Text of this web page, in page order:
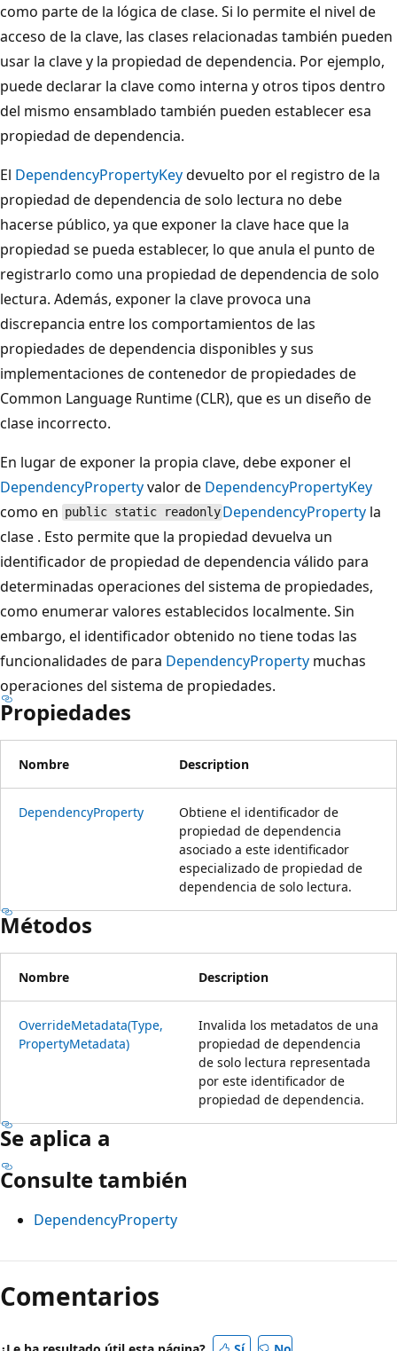
como parte de la lógica de clase. Si lo permite el nivel de
acceso de la clave, las clases relacionadas también pueden
usar la clave y la propiedad de dependencia. Por ejemplo,
puede declarar la clave como interna y otros tipos dentro
del mismo ensamblado también pueden establecer esa
propiedad de dependencia.
El DependencyPropertyKeydevuelto por el registro de la
propiedad de dependencia de solo lectura no debe
hacerse público, ya que exponer la clave hace que la
propiedad se pueda establecer, lo que anula el punto de
registrarlo como una propiedad de dependencia de solo
lectura. Además, exponer la clave provoca una
discrepancia entre los comportamientos de las
propiedades de dependencia disponibles y sus
implementaciones de contenedor de propiedades de
Common Language Runtime (CLR), que es un diseño de
clase incorrecto.
En lugar de exponer la propia clave, debe exponer el
DependencyPropertyvalor de DependencyPropertyKey
como en public static readonly DependencyProperty la
clase . Esto permite que la propiedad devuelva un
identificador de propiedad de dependencia válido para
determinadas operaciones del sistema de propiedades,
como enumerar valores establecidos localmente. Sin
embargo, el identificador obtenido no tiene todas las
funcionalidades de para DependencyProperty muchas
operaciones del sistema de propiedades.
Propiedades
Nombre Description
DependencyProperty
Obtiene el identificador de
propiedad de dependencia
asociado a este identificador
especializado de propiedad de
dependencia de solo lectura.
Métodos
Nombre Description
OverrideMetadata(Type,
PropertyMetadata)
Invalida los metadatos de una
propiedad de dependencia
de solo lectura representada
por este identificador de
propiedad de dependencia.
Se aplica a
Consulte también
DependencyProperty
Modo
de
lectura
Comentarios